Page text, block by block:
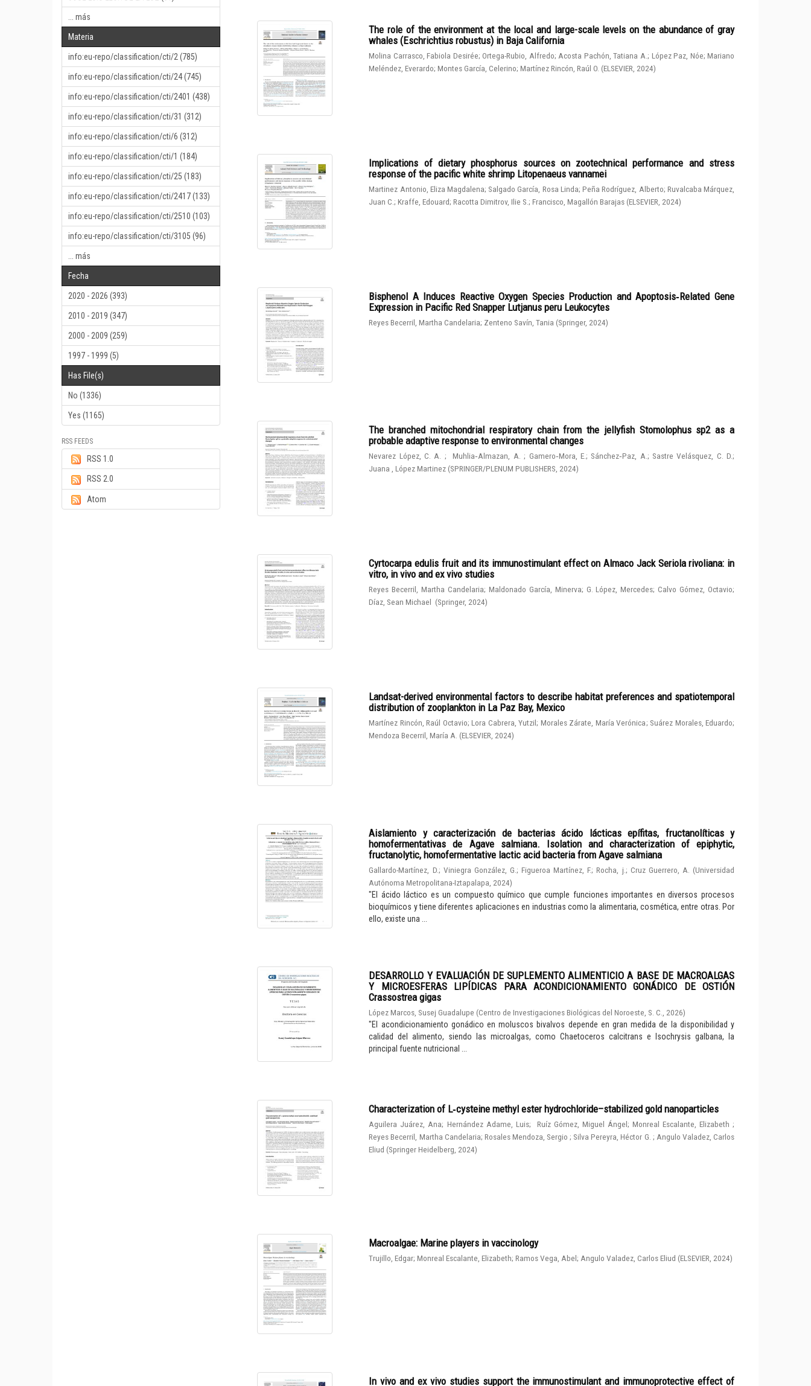
... más
Materia
info:eu-repo/classification/cti/2 (785)
info:eu-repo/classification/cti/24 (745)
info:eu-repo/classification/cti/2401 (438)
info:eu-repo/classification/cti/31 (312)
info:eu-repo/classification/cti/6 (312)
info:eu-repo/classification/cti/1 (184)
info:eu-repo/classification/cti/25 (183)
info:eu-repo/classification/cti/2417 (133)
info:eu-repo/classification/cti/2510 (103)
info:eu-repo/classification/cti/3105 (96)
... más
Fecha
2020 - 2026 (393)
2010 - 2019 (347)
2000 - 2009 (259)
1997 - 1999 (5)
Has File(s)
No (1336)
Yes (1165)
RSS FEEDS
RSS 1.0
RSS 2.0
Atom
The role of the environment at the local and large-scale levels on the abundance of gray
whales (Eschrichtius robustus) in Baja California
Molina Carrasco, Fabiola Desirée;Ortega-Rubio, Alfredo; Acosta Pachón, Tatiana A. ; López Paz, Nóe;Mariano
Meléndez, Everardo;Montes García, Celerino;Martínez Rincón, Raúl O. (ELSEVIER 2024)
Implications of dietary phosphorus sources on zootechnical performance and stress
response of the pacific white shrimp Litopenaeus vannamei
Martinez Antonio, Eliza Magdalena; Salgado García, Rosa Linda;Peña Rodríguez, Alberto; Ruvalcaba Márquez,
Juan C.;Kraffe, Edouard;Racotta Dimitrov, Ilie S.;Francisco, Magallón Barajas (ELSEVIER 2024)
Bisphenol A Induces Reactive Oxygen Species Production and Apoptosis‑Related Gene
Expression in Pacific Red Snapper Lutjanus peru Leukocytes
Reyes Becerril, Martha Candelaria; Zenteno Savín, Tania (Springer, 2024)
The branched mitochondrial respiratory chain from the jellyfish Stomolophus sp2 as a
probable adaptive response to environmental changes
Nevarez López, C. A. ; Muhlia‑Almazan, A.; Gamero‑Mora, E.; Sánchez‑Paz, A. ; Sastre Velásquez, C. D.;
Juana , López Martinez (SPRINGER/PLENUM PUBLISHERS 2024)
Cyrtocarpa edulis fruit and its immunostimulant effect on Almaco Jack Seriola rivoliana: in
vitro, in vivo and ex vivo studies
Reyes Becerril, Martha Candelaria; Maldonado García, Minerva; G. López, Mercedes;Calvo Gómez, Octavio;
Díaz, Sean Michael (Springer, 2024)
Landsat-derived environmental factors to describe habitat preferences and spatiotemporal
distribution of zooplankton in La Paz Bay, Mexico
Martínez Rincón, Raúl Octavio;Lora Cabrera, Yutzil; Morales Zárate, María Verónica; Suárez Morales, Eduardo;
Mendoza Becerril, María A. (ELSEVIER, 2024)
Aislamiento y caracterización de bacterias ácido lácticas epífitas, fructanolíticas y
homofermentativas de Agave salmiana. Isolation and characterization of epiphytic,
fructanolytic, homofermentative lactic acid bacteria from Agave salmiana
Gallardo-Martínez, D.; Viniegra González, G. ; Figueroa Martínez, F.;Rocha, j. ; Cruz Guerrero, A. (Universidad
Autónoma Metropolitana-Iztapalapa 2024)
"El ácido láctico es un compuesto químico que cumple funciones importantes en diversos procesos
bioquímicos y tiene diferentes aplicaciones en industrias como la alimentaria, cosmética, entre otras. Por
ello, existe una ...
DESARROLLO Y EVALUACIÓN DE SUPLEMENTO ALIMENTICIO A BASE DE MACROALGAS
Y MICROESFERAS LIPÍDICAS PARA ACONDICIONAMIENTO GONÁDICO DE OSTIÓN
Crassostrea gigas
López Marcos, Susej Guadalupe (Centro de Investigaciones Biológicas del Noroeste, S. C., 2026)
"El acondicionamiento gonádico en moluscos bivalvos depende en gran medida de la disponibilidad y
calidad del alimento, siendo las microalgas, como Chaetoceros calcitrans e Isochrysis galbana, la
principal fuente nutricional ...
Characterization of L‑cysteine methyl ester hydrochloride–stabilized gold nanoparticles
Aguilera Juárez, Ana; Hernández Adame, Luis; Ruíz Gómez, Miguel Ángel; Monreal Escalante, Elizabeth;
Reyes Becerril, Martha Candelaria; Rosales Mendoza, Sergio; Silva Pereyra, Héctor G. ; Angulo Valadez, Carlos
Eliud (Springer Heidelberg, 2024)
Macroalgae: Marine players in vaccinology
Trujillo, Edgar;Monreal Escalante, Elizabeth;Ramos Vega, Abel; Angulo Valadez, Carlos Eliud (ELSEVIER 2024)
In vivo and ex vivo studies support the immunostimulant and immunoprotective effect of